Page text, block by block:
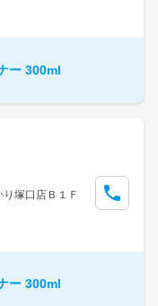
ー 300ml
塚口店Ｂ１Ｆ
ー 300ml